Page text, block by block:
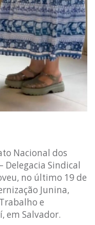
Nacional dos
Delegacia Sindical
no último 19 de
Junina,
e
em Salvador.